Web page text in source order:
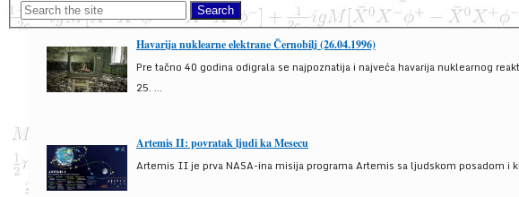
Havarija nuklearne elektrane Černobilj (26.04.1996)
Pre tačno 40 godina odigrala se najpoznatija i najveća havarija nuklearnog
25. ...
Artemis II: povratak ljudi ka Mesecu
Artemis II je prva NASA-ina misija programa Artemis sa ljudskom posadom i